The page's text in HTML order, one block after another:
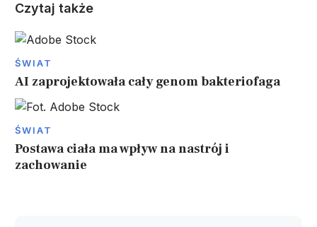
Czytaj także
ŚWIAT
AI zaprojektowała cały genom bakteriofaga
ŚWIAT
Postawa ciała ma wpływ na nastrój i
zachowanie